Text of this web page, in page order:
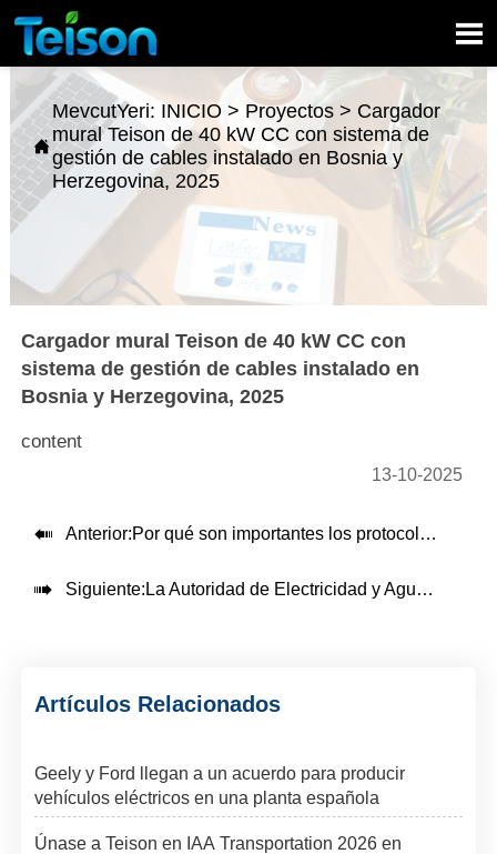


MevcutYeri: INICIO> Proyectos> Cargador
mural Teison de 40 kW CC con sistema de
gestión de cables instalado en Bosnia y
Herzegovina, 2025
Cargador mural Teison de 40 kW CC con
sistema de gestión de cables instalado en
Bosnia y Herzegovina, 2025
content
13-10-2025
 Anterior:Por qué son importantes los protocolos de carga de vehículos eléctricos
 Siguiente: La Autoridad de Electricidad y Agua de Dubai se asocia con varias organizaciones para ampliar la red de recarga rápida de vehículos eléctricos
Artículos Relacionados
Geely y Ford llegan a un acuerdo para producir
vehículos eléctricos en una planta española
Únase a Teison en IAA Transportation 2026 en